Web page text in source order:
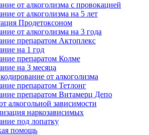
от алкоголизма с провокацией
от алкоголизма на 5 лет
Продетоксоном
от алкоголизма на 3 года
препаратом Актоплекс
на 1 год
препаратом Колме
на 3 месяца
от алкоголизма
препаратом Тетлонг
препаратом Витамерц Депо
алкогольной зависимости
наркозависимых
под лопатку
помощь